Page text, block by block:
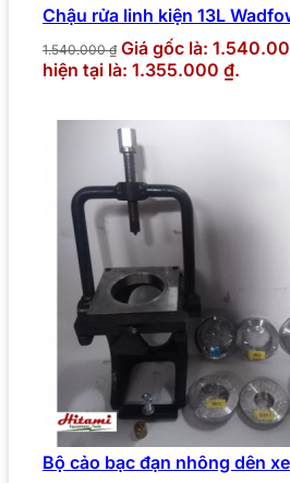
Chậu rửa linh kiện 13L
1.540.000₫ Giá gốc là:
hiện tại là: 1.355.000 ₫.
Bộ cảo bạc đạn nhông dên